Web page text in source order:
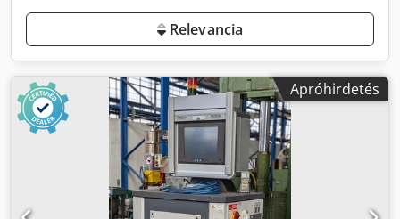
Relevancia
Apróhirdetés